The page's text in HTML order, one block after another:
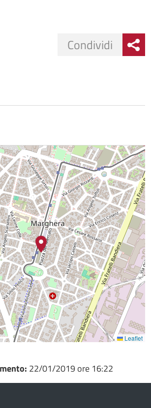
Condividi
Leaflet
22/01/2019 ore 16:22